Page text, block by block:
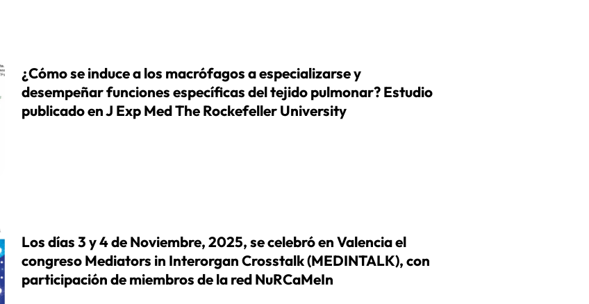
¿Cómo se induce a los macrófagos a especializarse y
desempeñar funciones específicas del tejido pulmonar? Estudio
publicado en J Exp Med The Rockefeller University
Los días 3 y 4 de Noviembre, 2025, se celebró en Valencia el
congreso Mediators in Interorgan Crosstalk (MEDINTALK), con
participación de miembros de la red NuRCaMeIn